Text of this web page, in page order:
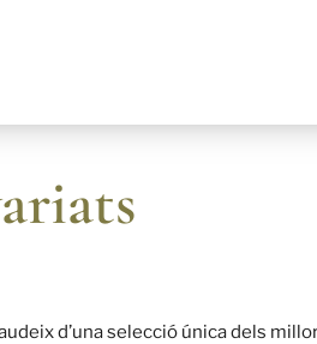
d’una selecció única dels